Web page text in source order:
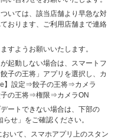
いては、該当店舗より早急な対
おります、ご利用店舗まで連絡
すようお願いいたします。
起動しない場合は、スマートフ
子の王将」アプリを選択し、カ
】設定⇒餃子の王将⇒カメラ
の王将⇒権限⇒カメラON
ートできない場合は、下部の
せ」をご確認ください。
いて、スマホアプリ上のスタン